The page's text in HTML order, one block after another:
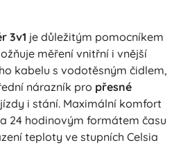
3v1 je důležitým pomocníkem
měření vnitřní i vnější
kabelu s vodotěsným čidlem,
nárazník pro přesné
i stání. Maximální komfort
24 hodinovým formátem času
teploty ve stupních Celsia